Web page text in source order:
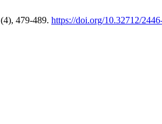
(4), 479-489. https://doi.org/10.32712/